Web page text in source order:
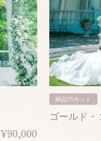
¥90,000
納品75カット
ゴールド・